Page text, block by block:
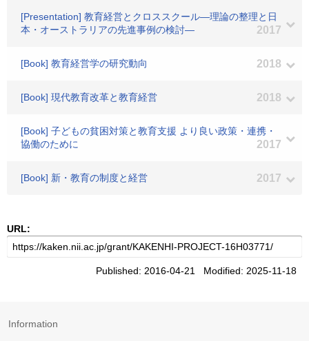
[Presentation] 教育経営とクロススクール―理論の整理と日
本・オーストラリアの先進事例の検討―
2017
[Book] 教育経営学の研究動向 2018
[Book] 現代教育改革と教育経営 2018
[Book] 子どもの貧困対策と教育支援 より良い政策・連携・
協働のために
2017
[Book] 新・教育の制度と経営 2017
URL:
Published: 2016-04-21 Modified: 2025-11-18
Information